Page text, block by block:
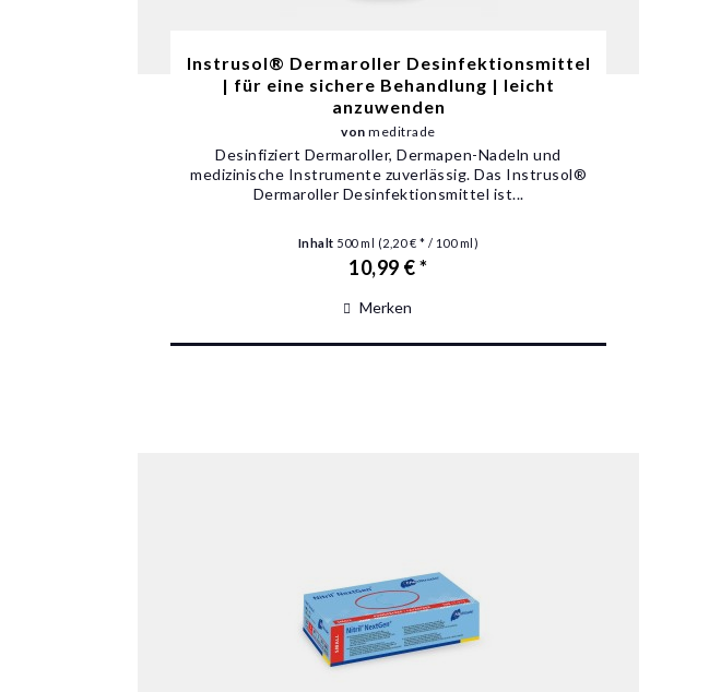
Instrusol® Dermaroller Desinfektionsmittel
| für eine sichere Behandlung | leicht
anzuwenden
vonmeditrade
Desinfiziert Dermaroller, Dermapen-Nadeln und
medizinische Instrumente zuverlässig. Das Instrusol®
Dermaroller Desinfektionsmittel ist...
Inhalt 500 ml (2,20 € * / 100 ml)
10,99 € *
Merken